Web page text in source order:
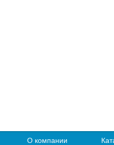
О компании